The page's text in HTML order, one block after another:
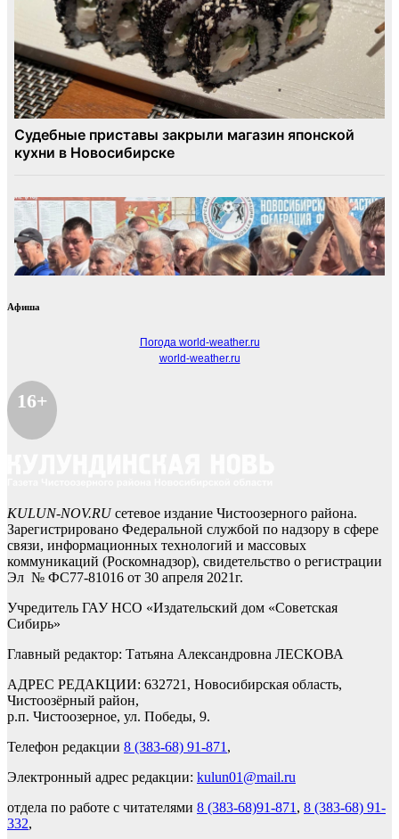
Афиша
Погода world-weather.ru
world-weather.ru
16+
KULUN-NOV.RUсетевое издание Чистоозерного района.
Зарегистрировано Федеральной службой по надзору в сфере
связи, информационных технологий и массовых
коммуникаций (Роскомнадзор), свидетельство о регистрации
Эл № ФС77-81016 от 30 апреля 2021г.
Учредитель ГАУ НСО «Издательский дом «Советская
Сибирь»
Главный редактор: Татьяна Александровна ЛЕСКОВА
АДРЕС РЕДАКЦИИ: 632721, Новосибирская область,
Чистоозёрный район,
р.п. Чистоозерное, ул. Победы, 9.
Телефон редакции 8 (383-68) 91-871 ,
Электронный адрес редакции: kulun01@mail.ru
отдела по работе с читателями 8 (383-68)91-871 , 8 (383-68) 91-
332,